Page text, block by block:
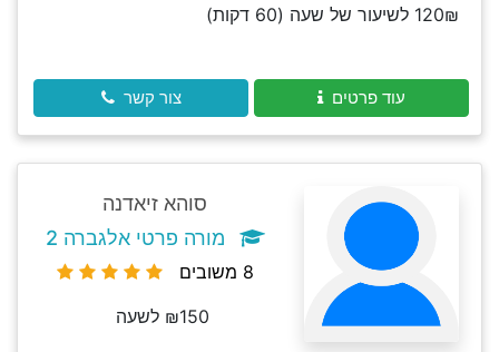
120₪ לשיעור של שעה (60 דקות)
עוד פרטים צור קשר
סוהא זיאדנה
מורה פרטי אלגברה 2
8 משובים
₪150 לשעה